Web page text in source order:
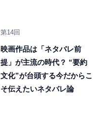
第14回
映画作品は「ネタバレ前
提」が主流の時代？ “要約
文化”が台頭する今だからこ
そ伝えたいネタバレ論